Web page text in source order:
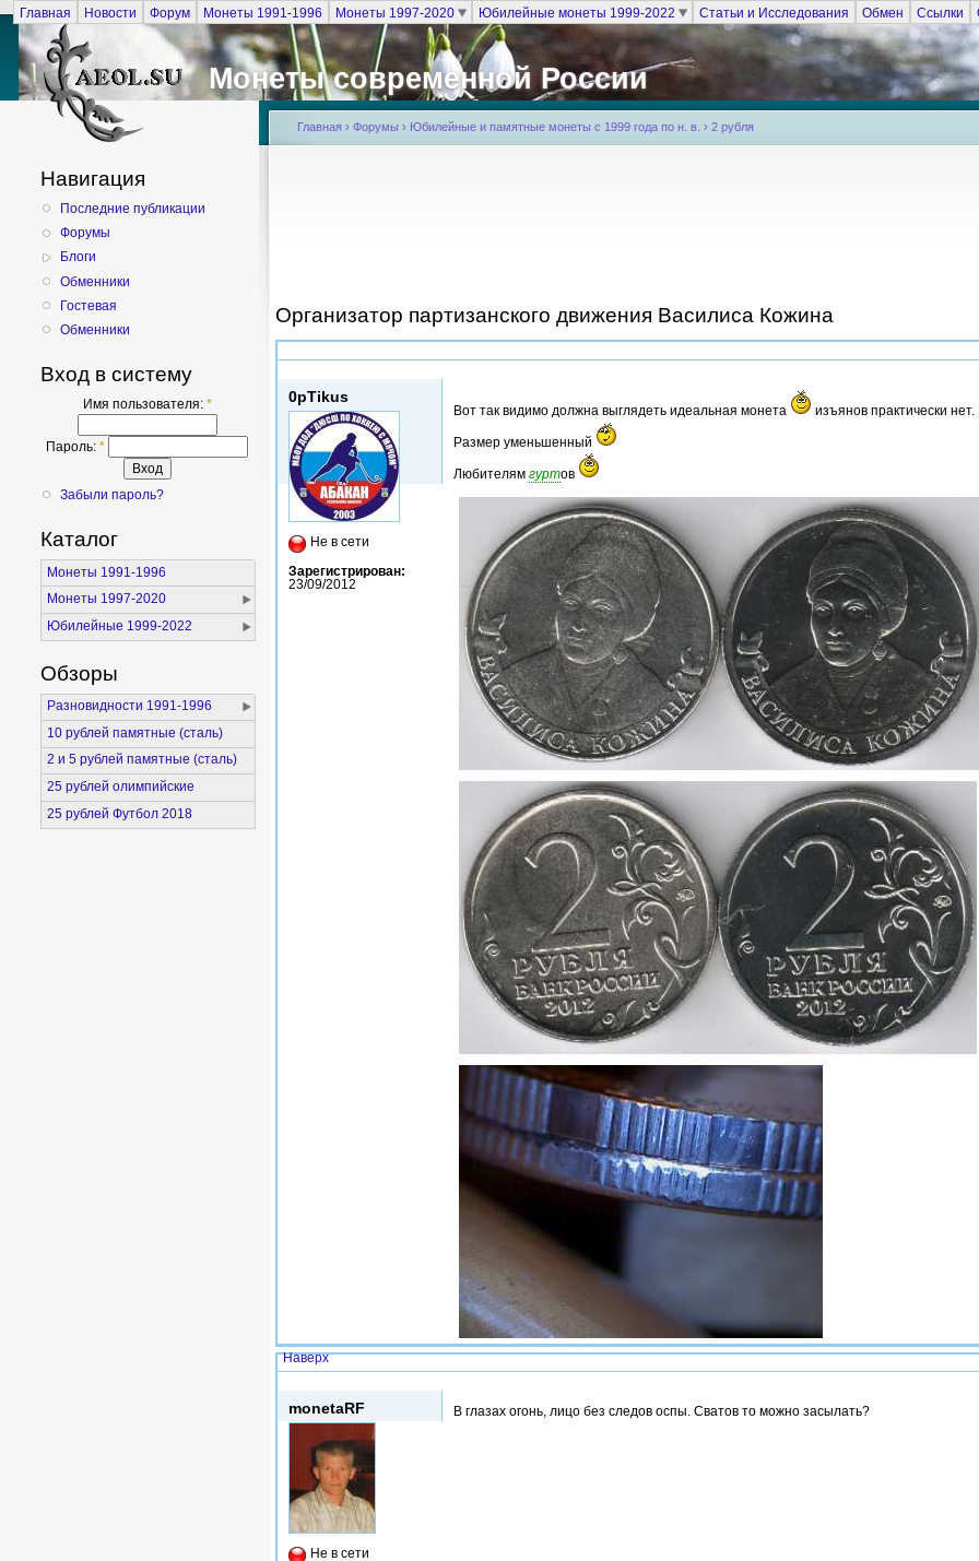
Главная Новости Форум Монеты 1991-1996 Монеты 1997-2020 Юбилейные монеты 1999-2022 Статьи и Исследования Обмен Ссылки
Монеты современной России
Навигация
Последние публикации
Форумы
Блоги
Обменники
Гостевая
Обменники
Вход в систему
Имя пользователя: *
Пароль: *
Забыли пароль?
Каталог
Монеты 1991-1996
Монеты 1997-2020
Юбилейные 1999-2022
Обзоры
Разновидности 1991-1996
10 рублей памятные (сталь)
2 и 5 рублей памятные (сталь)
25 рублей олимпийские
25 рублей Футбол 2018
Главная › Форумы › Юбилейные и памятные монеты с 1999 года по н. в. › 2 рубля
Организатор партизанского движения Василиса Кожина
0pTikus
Не в сети
Зарегистрирован:
23/09/2012
Вот так видимо должна выглядеть идеальная монета изъянов практически нет.
Размер уменьшенный
Любителям гуртов
Наверх
monetaRF
Не в сети
В глазах огонь, лицо без следов оспы. Сватов то можно засылать?